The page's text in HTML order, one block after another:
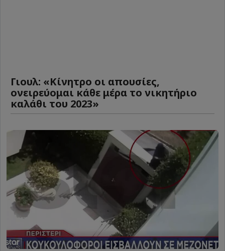
Γιουλ: «Κίνητρο οι απουσίες,
ονειρεύομαι κάθε μέρα το νικητήριο
καλάθι του 2023»